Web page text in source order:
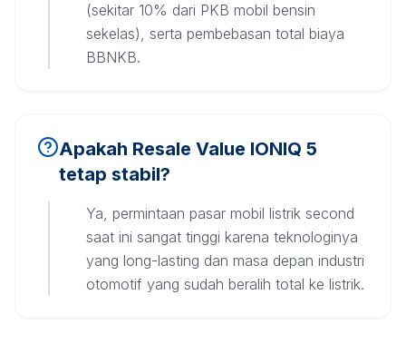
(sekitar 10% dari PKB mobil bensin
sekelas), serta pembebasan total biaya
BBNKB.
Apakah Resale Value IONIQ 5
tetap stabil?
Ya, permintaan pasar mobil listrik second
saat ini sangat tinggi karena teknologinya
yang long-lasting dan masa depan industri
otomotif yang sudah beralih total ke listrik.